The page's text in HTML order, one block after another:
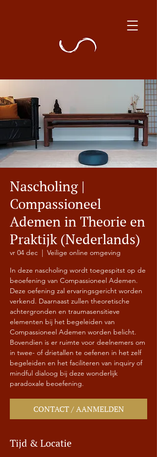
Nascholing |
Compassioneel
Ademen in Theorie en
Praktijk (Nederlands)
vr 04 dec
  |
Veilige online omgeving
In deze nascholing wordt toegespitst op de
beoefening van Compassioneel Ademen.
Deze oefening zal ervaringsgericht worden
verkend. Daarnaast zullen theoretische
achtergronden en traumasensitieve
elementen bij het begeleiden van
Compassioneel Ademen worden belicht.
Bovendien is er ruimte voor deelnemers om
in twee- of drietallen te oefenen in het zelf
begeleiden en het faciliteren van inquiry of
mindful dialoog bij deze wonderlijk
paradoxale beoefening.
CONTACT / AANMELDEN
Tijd & Locatie